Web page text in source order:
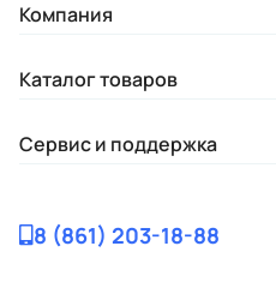
Компания
Каталог товаров
Сервис и поддержка
8 (861) 203-18-88